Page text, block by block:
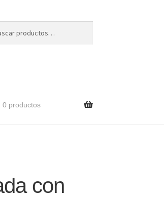
0 productos
con